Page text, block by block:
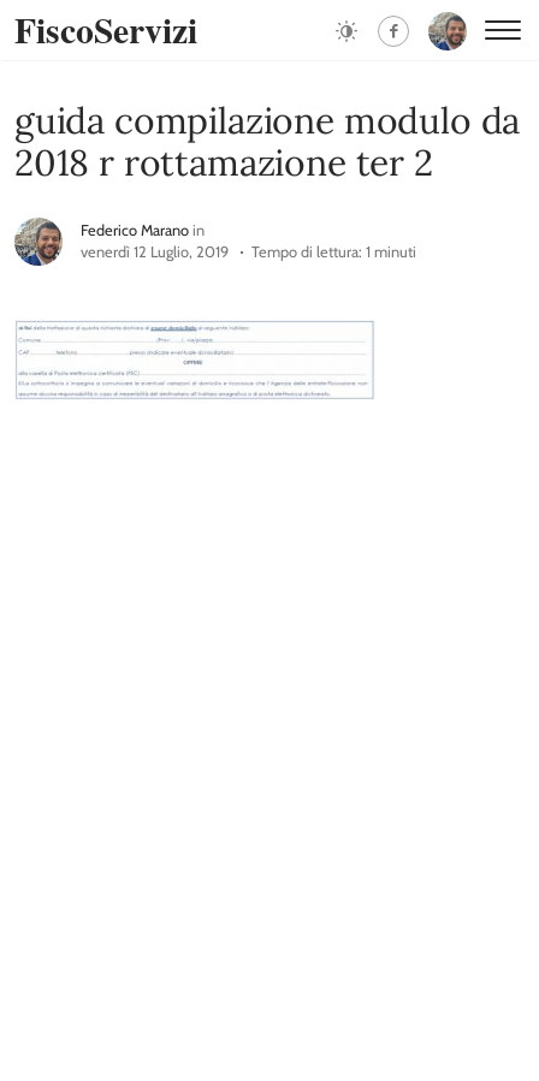
FiscoServizi
guida compilazione modulo da
2018 r rottamazione ter 2
Federico Marano in
venerdì 12 Luglio, 2019
Tempo di lettura: 1 minuti